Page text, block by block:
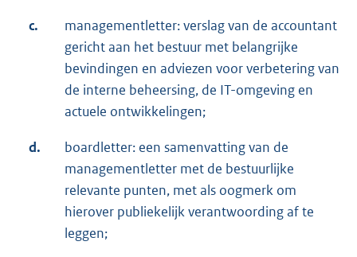
c.
managementletter: verslag van de accountant
gericht aan het bestuur met belangrijke
bevindingen en adviezen voor verbetering van
de interne beheersing, de IT-omgeving en
actuele ontwikkelingen;
d.
boardletter: een samenvatting van de
managementletter met de bestuurlijke
relevante punten, met als oogmerk om
hierover publiekelijk verantwoording af te
leggen;